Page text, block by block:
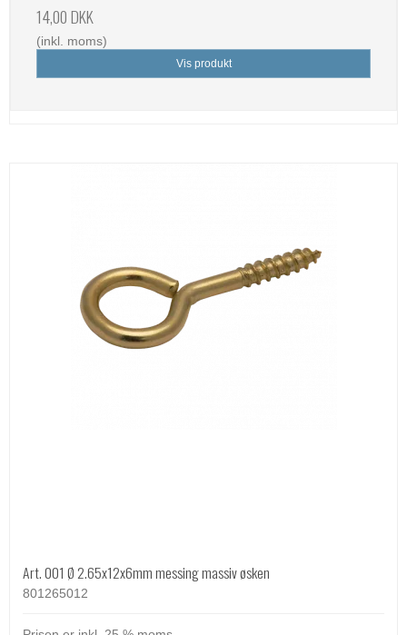
14,00 DKK
(inkl. moms)
Vis produkt
Art. 001 Ø 2.65x12x6mm messing massiv øsken
801265012